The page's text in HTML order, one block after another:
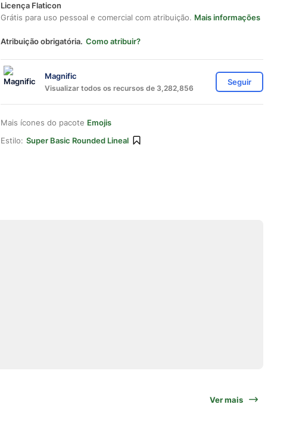
Licença Flaticon
Grátis para uso pessoal e comercial com atribuição. Mais informações
Atribuição obrigatória. Como atribuir?
Magnific
Visualizar todos os recursos de 3,282,856
Seguir
Mais ícones do pacote Emojis
Estilo: Super Basic Rounded Lineal
Ver mais